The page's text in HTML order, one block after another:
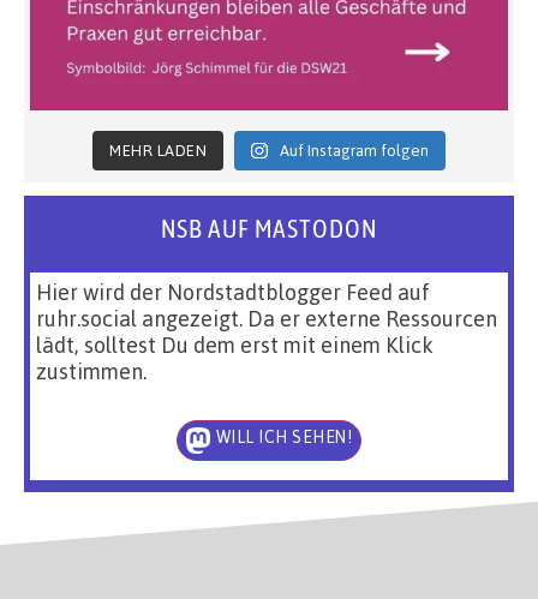
MEHR LADEN Auf Instagram folgen
NSB AUF MASTODON
Hier wird der Nordstadtblogger Feed auf
ruhr.social angezeigt. Da er externe Ressourcen
lädt, solltest Du dem erst mit einem Klick
zustimmen.
WILL ICH SEHEN!